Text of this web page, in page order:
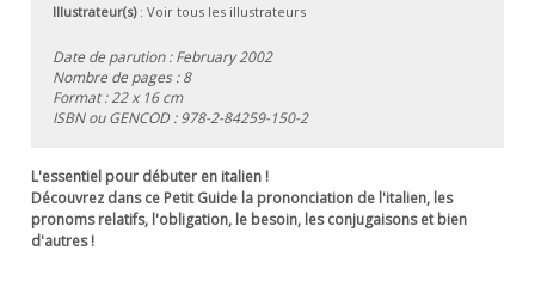
Illustrateur(s): Voir tous les illustrateurs
Date de parution : February 2002
Nombre de pages : 8
Format : 22 x 16 cm
ISBN ou GENCOD :978-2-84259-150-2
L'essentiel pour débuter en italien !
Découvrez dans ce Petit Guide la prononciation de l'italien, les
pronoms relatifs, l'obligation, le besoin, les conjugaisons et bien
d'autres !